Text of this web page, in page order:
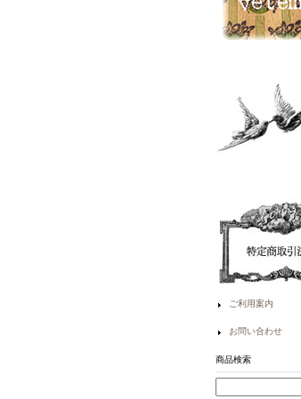
ご利用案内
お問い合わせ
商品検索